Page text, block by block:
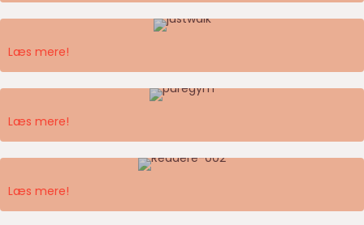
Sammen om at gå med…
Læs mere!
Sammen om et sundere Danmark med…
Læs mere!
Fællesskabet greb Lukas, da han fik hjertestop.
Læs mere!
GÅ MED onlinemøde den 4. juni